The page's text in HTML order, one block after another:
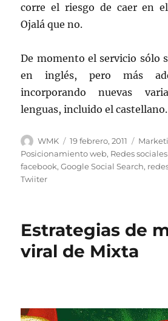
corre el riesgo de caer en
Ojalá que no.
De momento el servicio sólo
en inglés, pero más
incorporando nuevas
lenguas, incluido el castellano.
Autor
WMK
Publicado
el
19 febrero, 2011
Posicionamiento web, Redes sociales
facebook,Google Social Search,
Twiiter
Estrategias de
viral de Mixta